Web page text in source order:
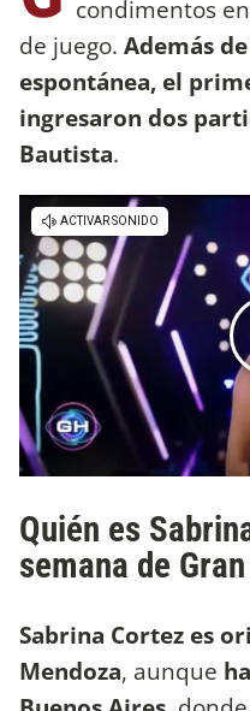
condimentos
de juego. Además
espontánea, el
ingresaron dos
Bautista.
Quién es
semana de
Sabrina Cortez es
Mendoza, aunque